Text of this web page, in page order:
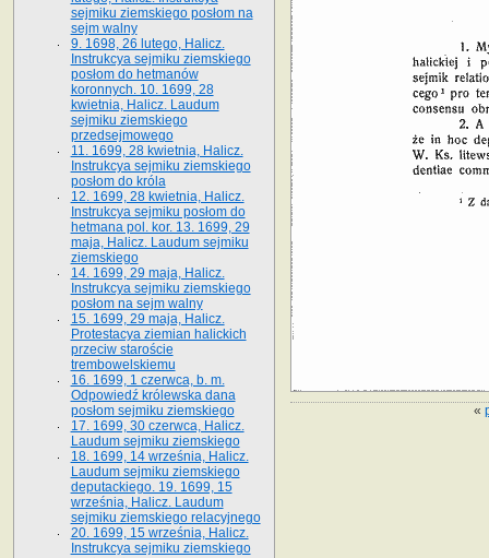
«
sejmiku ziemskiego posłom na
sejm walny
9. 1698, 26 lutego, Halicz.
Instrukcya sejmiku ziemskiego
posłom do hetmanów
koronnych. 10. 1699, 28
kwietnia, Halicz. Laudum
sejmiku ziemskiego
przedsejmowego
11. 1699, 28 kwietnia, Halicz.
Instrukcya sejmiku ziemskiego
posłom do króla
12. 1699, 28 kwietnia, Halicz.
Instrukcya sejmiku posłom do
hetmana pol. kor. 13. 1699, 29
maja, Halicz. Laudum sejmiku
ziemskiego
14. 1699, 29 maja, Halicz.
Instrukcya sejmiku ziemskiego
posłom na sejm walny
15. 1699, 29 maja, Halicz.
Protestacya ziemian halickich
przeciw staroście
trembowelskiemu
16. 1699, 1 czerwca, b. m.
Odpowiedź królewska dana
posłom sejmiku ziemskiego
17. 1699, 30 czerwca, Halicz.
Laudum sejmiku ziemskiego
18. 1699, 14 września, Halicz.
Laudum sejmiku ziemskiego
deputackiego. 19. 1699, 15
września, Halicz. Laudum
sejmiku ziemskiego relacyjnego
20. 1699, 15 września, Halicz.
Instrukcya sejmiku ziemskiego